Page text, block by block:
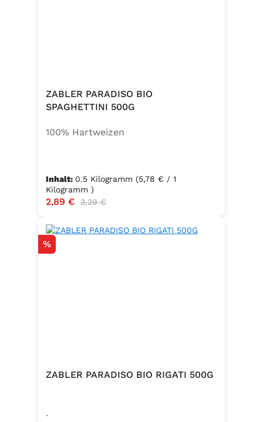
ZABLER PARADISO BIO
SPAGHETTINI 500G
100% Hartweizen
Inhalt: 0.5 Kilogramm (5,78 € / 1
Kilogramm )
Verkaufspreis:
2,89 € Regulärer Preis:
3,29 €
Rabatt
%
ZABLER PARADISO BIO RIGATI 500G
.